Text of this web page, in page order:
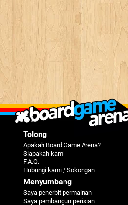
Tolong
Apakah Board Game Arena?
Siapakah kami
F.A.Q.
Hubungi kami / Sokongan
Menyumbang
Saya penerbit permainan
Saya pembangun perisian